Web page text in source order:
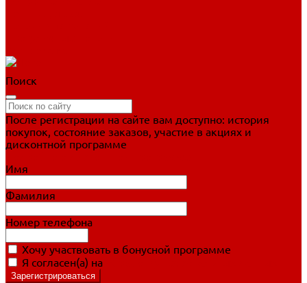
Поиск
После регистрации на сайте вам доступно: история
покупок, состояние заказов, участие в акциях и
дисконтной программе
Имя
Фамилия
Номер телефона
Хочу участвовать в бонусной программе
Я согласен(а) на